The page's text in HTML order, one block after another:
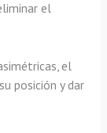
el
el
posición y dar